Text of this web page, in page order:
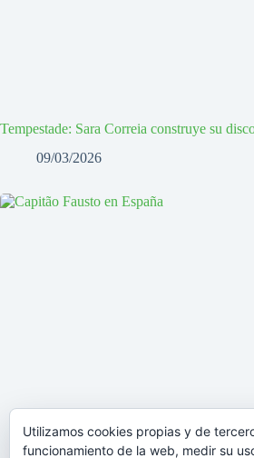
Tempestade: Sara Correia construye su
09/03/2026
Utilizamos cookies propias y de
funcionamiento de la web, medir su